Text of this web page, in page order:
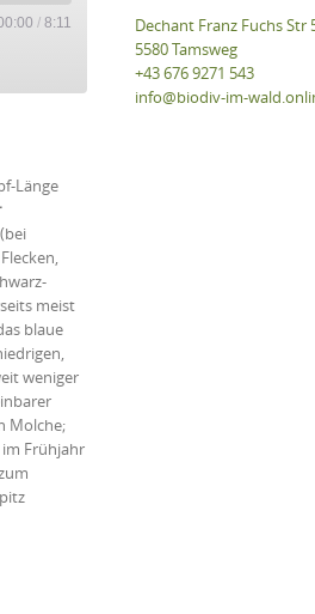
/ 8:11
Länge
meist
blaue
weniger
Molche;
Frühjahr
Dechant Franz Fuchs Str
5580 Tamsweg
+43 676 9271 543
info@biodiv-im-